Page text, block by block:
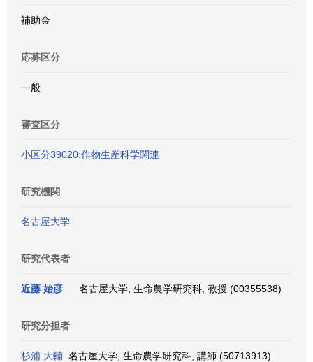
補助金
応募区分
一般
審査区分
小区分39020:作物生産科学関連
研究機関
名古屋大学
研究代表者
近藤 始彦 名古屋大学, 生命農学研究科, 教授 (00355538)
研究分担者
杉浦 大輔 名古屋大学, 生命農学研究科, 講師 (50713913)